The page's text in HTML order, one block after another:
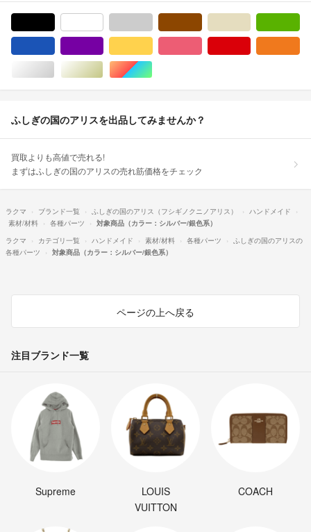
シルバー/銀色系ゴールド/金色系マルチカラー
ふしぎの国のアリスを出品してみませんか？
買取よりも高値で売れる!
まずはふしぎの国のアリスの売れ筋価格をチェック
ラクマ ブランド一覧 ふしぎの国のアリス（フシギノクニノアリス）
ハンドメイド
素材/材料
各種パーツ
対象商品（カラー：シルバー/銀色系）
ラクマ
カテゴリ一覧 ハンドメイド 素材/材料 各種パーツ
ふしぎの国のアリスの
各種パーツ
対象商品（カラー：シルバー/銀色系）
ページの上へ戻る
注目ブランド一覧
Supreme
LOUIS
VUITTON
COACH